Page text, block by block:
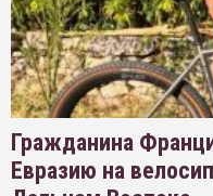
Гражданина
Евразию на